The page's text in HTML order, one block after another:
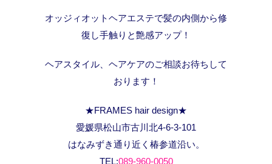
オッジィオットヘアエステで髪の内側から修
復し手触りと艶感アップ！
ヘアスタイル、ヘアケアのご相談お待ちして
おります！
★FRAMES hair design★
愛媛県松山市古川北4-6-3-101
はなみずき通り近く椿参道沿い。
TEL:089-960-0050